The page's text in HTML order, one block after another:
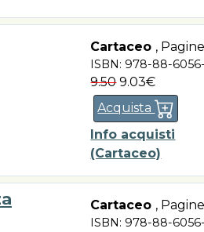
Cartaceo ,
ISBN: 978-88-
9.509.03€
Acquista
Info acquisti
(Cartaceo)
Cartaceo ,
ISBN: 978-88-